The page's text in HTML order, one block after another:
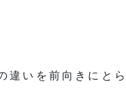
違いを前向きにとら